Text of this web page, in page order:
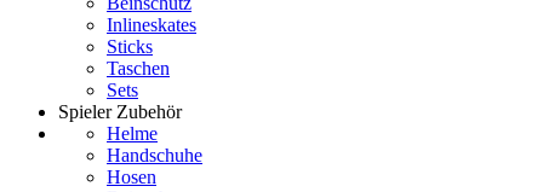
Inlineskates
Sticks
Taschen
Sets
Spieler Zubehör
Helme
Handschuhe
Hosen